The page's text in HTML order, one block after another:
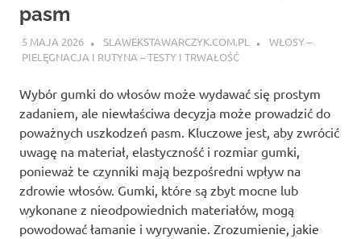
pasm
5 MAJA 2026 SLAWEKSTAWARCZYK.COM.PL
WŁOSY –
PIELĘGNACJA I RUTYNA – TESTY I TRWAŁOŚĆ
Wybór gumki do włosów może wydawać się prostym
zadaniem, ale niewłaściwa decyzja może prowadzić do
poważnych uszkodzeń pasm. Kluczowe jest, aby zwrócić
uwagę na materiał, elastyczność i rozmiar gumki,
ponieważ te czynniki mają bezpośredni wpływ na
zdrowie włosów. Gumki, które są zbyt mocne lub
wykonane z nieodpowiednich materiałów, mogą
powodować łamanie i wyrywanie. Zrozumienie, jakie